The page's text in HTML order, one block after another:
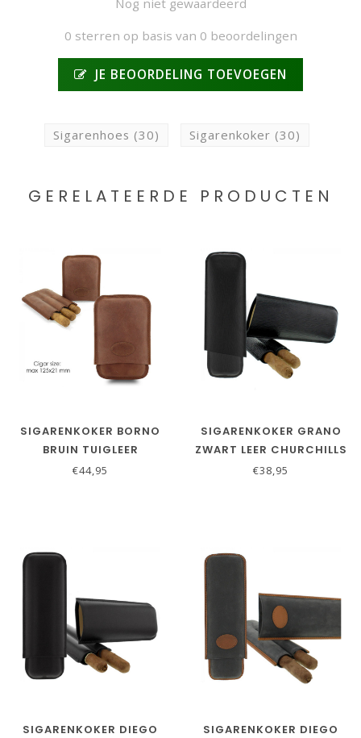
Nog niet gewaardeerd
0 sterren op basis van 0 beoordelingen
JE BEOORDELING TOEVOEGEN
Sigarenhoes (30) Sigarenkoker (30)
GERELATEERDE PRODUCTEN
SIGARENKOKER BORNO
BRUIN TUIGLEER
ROBUSTO
€44,95
SIGARENKOKER GRANO
ZWART LEER CHURCHILLS
€38,95
SIGARENKOKER DIEGO
SIGARENKOKER DIEGO